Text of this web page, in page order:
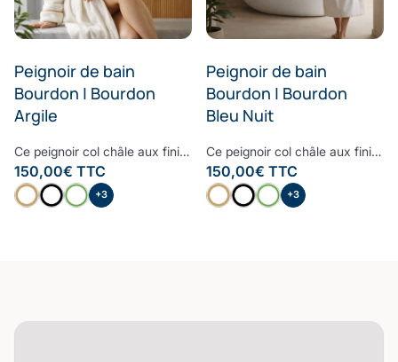
Peignoir de bain
Bourdon | Bourdon
Argile
Ce peignoir col châle aux finitions raffinées et haut de gamme est le peignoir à avoir dans sa salle de bain. Moelleux, doux et très confortable, le bourdon embelli ce peignoir pour lui donner un style contemporain et cosy. Confectionné à partir d’une des fibres les plus nobles, la Fibre B., ce peignoir est ultra-doux, absorbant et sèche rapidement. Notre linge de bain participe avec style à votre bien-être et à la protection de la planète. Nos Collections de linge de bain sont fabriquées dans les meilleurs ateliers d’Europe.
150,00€ TTC
+3
Peignoir de bain
Bourdon | Bourdon
Bleu Nuit
Ce peignoir col châle aux finitions raffinées et haut de gamme est le peignoir à avoir dans sa salle de bain. Moelleux, doux et très confortable, le bourdon embelli ce peignoir pour lui donner un style contemporain et cosy. Confectionné à partir d’une des fibres les plus nobles, la Fibre B., ce peignoir est ultra-doux, absorbant et sèche rapidement. Notre linge de bain participe avec style à votre bien-être et à la protection de la planète. Nos Collections de linge de bain sont fabriquées dans les meilleurs ateliers d’Europe.
150,00€ TTC
+3